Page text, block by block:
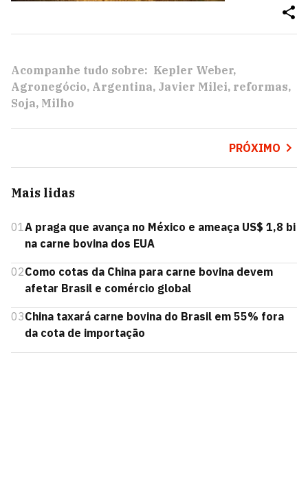
Acompanhe tudo sobre: Kepler Weber
Agronegócio Argentina Javier Milei reformas
Soja Milho
PRÓXIMO
Mais lidas
01A praga que avança no México e ameaça US$ 1,8 bi
na carne bovina dos EUA
02Como cotas da China para carne bovina devem
afetar Brasil e comércio global
03China taxará carne bovina do Brasil em 55% fora
da cota de importação